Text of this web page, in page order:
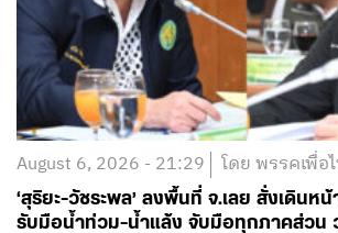
August 6, 2026 - 21:29 โดย พรรคเพื่อ
‘สุริยะ-วัชระพล’ ลงพื้นที่ จ.เลย สั่งเดินห
รับมือน้ำท่วม-น้ำแล้ง จับมือทุกภาคส่วน